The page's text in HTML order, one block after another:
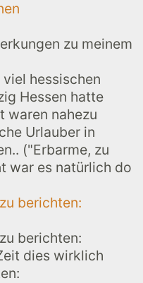
zu meinem
hessischen
Hessen hatte
waren nahezu
Urlauber in
("Erbarme, zu
war es natürlich do
berichten:
berichten:
dies wirklich